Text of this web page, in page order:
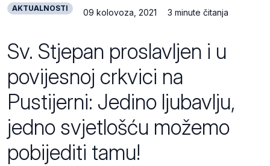
AKTUALNOSTI 09 kolovoza, 2021 3 minute čitanja
Sv. Stjepan proslavljen i u
povijesnoj crkvici na
Pustijerni: Jedino ljubavlju,
jedno svjetlošću možemo
pobijediti tamu!